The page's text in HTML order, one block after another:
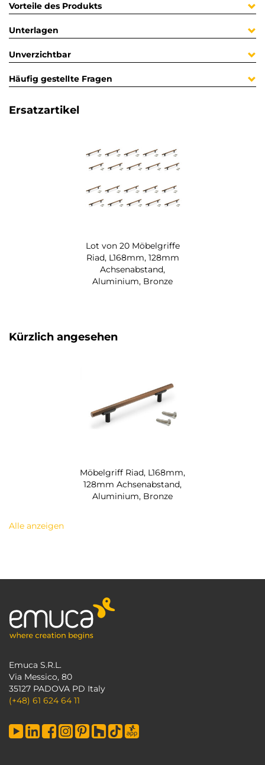
Vorteile des Produkts
Unterlagen
Unverzichtbar
Häufig gestellte Fragen
Ersatzartikel
Lot von 20 Möbelgriffe
Riad, L168mm, 128mm
Achsenabstand,
Aluminium, Bronze
Kürzlich angesehen
Möbelgriff Riad, L168mm,
128mm Achsenabstand,
Aluminium, Bronze
Alle anzeigen
Emuca S.R.L.
Via Messico, 80
35127 PADOVA PD Italy
(+48) 61 624 64 11